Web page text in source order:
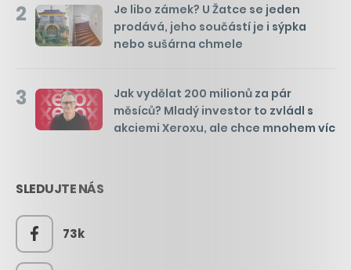
2
Je libo zámek? U Žatce se jeden
prodává, jeho součástí je i sýpka
nebo sušárna chmele
3
Jak vydělat 200 milionů za pár
měsíců? Mladý investor to zvládl s
akciemi Xeroxu, ale chce mnohem víc
SLEDUJTE NÁS
73k